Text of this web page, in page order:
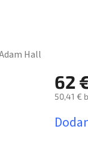
Hall
62
50,41 €
cena: